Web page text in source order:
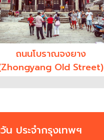
ถนนโบราณจงยาง
Old Street)
น ประจำกรุงเทพฯ